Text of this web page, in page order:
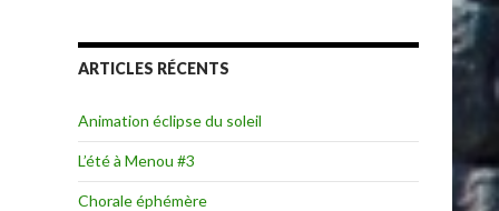
ARTICLES RÉCENTS
Animation éclipse du soleil
L’été à Menou #3
Chorale éphémère